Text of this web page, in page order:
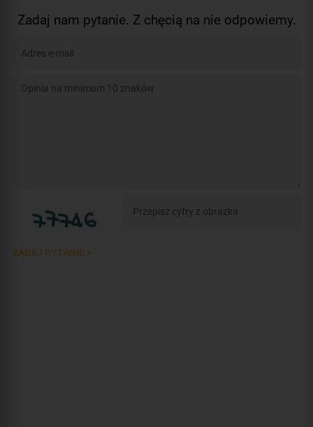
Zadaj nam pytanie. Z chęcią na nie odpowiemy.
ZADAJ PYTANIE >